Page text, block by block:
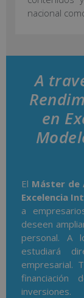
nacional
A
en
El Máster de
Excelencia
a
deseen
personal. A
estudiará
empresarial.
inversiones.